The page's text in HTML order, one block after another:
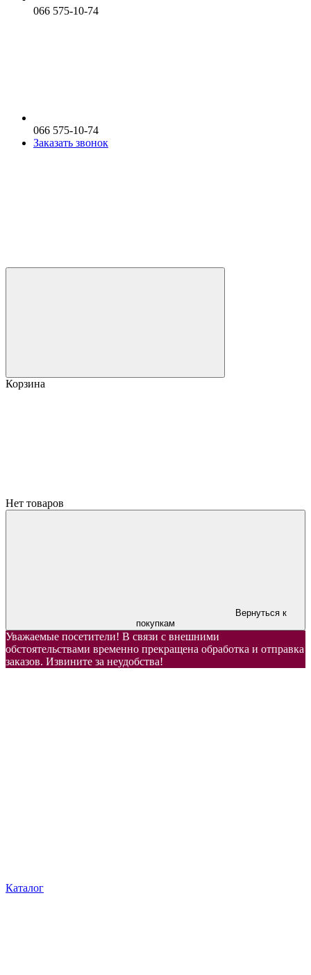
066 575-10-74
066 575-10-74
Заказать звонок
Корзина
Нет товаров
Вернуться к
покупкам
Уважаемые посетители! В связи с внешними
обстоятельствами временно прекращена обработка и отправка
заказов. Извините за неудобства!
Каталог